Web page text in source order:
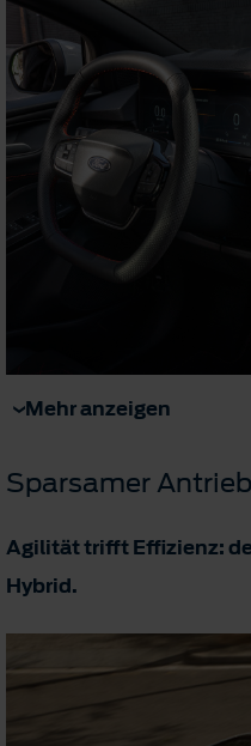
Mehr anzeigen
Sparsamer
Agilität trifft Effizienz:
Hybrid.